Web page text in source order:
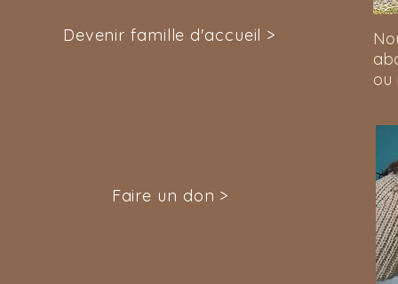
Devenir famille d'accueil >
Faire un don >
ou